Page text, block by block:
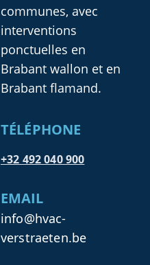
communes, avec
interventions
ponctuelles en
Brabant wallon et en
Brabant flamand.
TÉLÉPHONE
+32 492 040 900
EMAIL
info@hvac-
verstraeten.be